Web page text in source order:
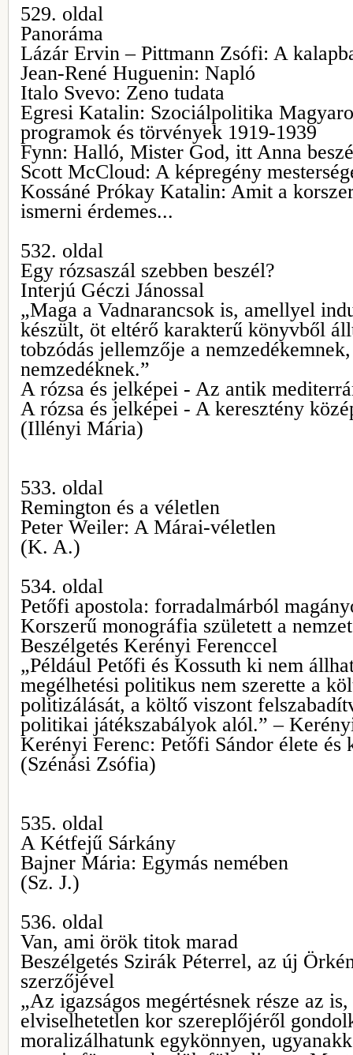
529. oldal
Panoráma
Lázár Ervin – Pittmann Zsófi: A
Jean-René Huguenin: Napló
Italo Svevo: Zeno tudata
Egresi Katalin: Szociálpolitika
programok és törvények 1919-1939
Fynn: Halló, Mister God, itt Anna
Scott McCloud: A képregény
Kossáné Prókay Katalin: Amit a
ismerni érdemes...
532. oldal
Egy rózsaszál szebben beszél?
Interjú Géczi Jánossal
„Maga a Vadnarancsok is, amellyel
készült, öt eltérő karakterű könyvből
tobzódás jellemzője a
nemzedéknek.”
A rózsa és jelképei - Az antik
A rózsa és jelképei - A keresztény
(Illényi Mária)
533. oldal
Remington és a véletlen
Peter Weiler: A Márai-véletlen
(K. A.)
534. oldal
Petőfi apostola: forradalmárból
Korszerű monográfia született a
Beszélgetés Kerényi Ferenccel
„Például Petőfi és Kossuth ki nem
megélhetési politikus nem szerette a
politizálását, a költő viszont
politikai játékszabályok alól.” –
Kerényi Ferenc: Petőfi Sándor élete és
(Szénási Zsófia)
535. oldal
A Kétfejű Sárkány
Bajner Mária: Egymás nemében
(Sz. J.)
536. oldal
Van, ami örök titok marad
Beszélgetés Szirák Péterrel, az új
szerzőjével
„Az igazságos megértésnek része az
elviselhetetlen kor szereplőjéről
moralizálhatunk egykönnyen,